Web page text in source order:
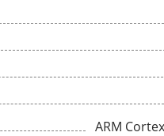
ARM